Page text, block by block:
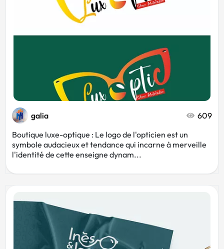
Banque
Seconde main Sombre
Juridique
galia
609
Boutique luxe-optique : Le logo de l'opticien est un
symbole audacieux et tendance qui incarne à merveille
l'identité de cette enseigne dynam...